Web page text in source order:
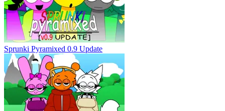
Sprunki Pyramixed 0.9 Update